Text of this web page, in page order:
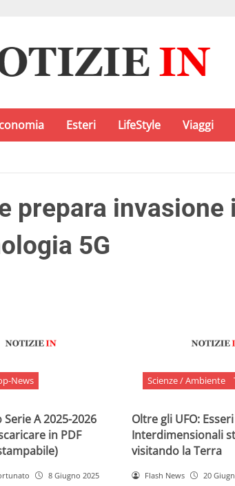
Esteri LifeStyle Viaggi
prepara invasione
5G
News
A 2025-2026
in PDF
8 Giugno 2025
Scienze / Ambiente
Oltre gli UFO:
Interdimensionali
visitando la Terra
Flash News 20